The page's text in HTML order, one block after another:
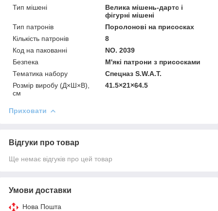
Тип мішені
Велика мішень-дартс і
фігурні мішені
Тип патронів
Поролонові на присосках
Кількість патронів
8
Код на пакованні
NO. 2039
Безпека
М'які патрони з присосками
Тематика набору
Спецназ S.W.A.T.
Розмір виробу (Д×Ш×В),
см
41.5×21×64.5
Приховати
Відгуки про товар
Ще немає відгуків про цей товар
Умови доставки
Нова Пошта